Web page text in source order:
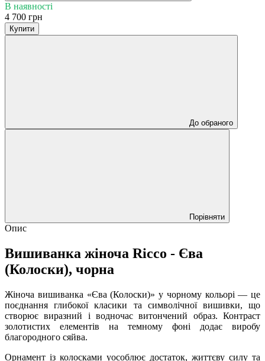
В наявності
4 700 грн
Купити
До обраного
Порівняти
Опис
Вишиванка жіноча Ricco - Єва
(Колоски), чорна
Жіноча вишиванка «Єва (Колоски)» у чорному кольорі — це
поєднання глибокої класики та символічної вишивки, що
створює виразний і водночас витончений образ. Контраст
золотистих елементів на темному фоні додає виробу
благородного сяйва.
Орнамент із колосками уособлює достаток, життєву силу та